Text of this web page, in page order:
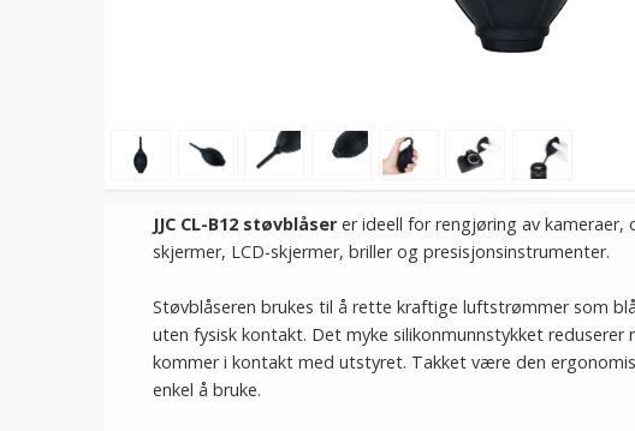
JJC CL-B12 støvblåser er ideell for rengjøring av
skjermer, LCD-skjermer, briller og presisjonsinstrumenter.
Støvblåseren brukes til å rette kraftige luftstrømmer som
uten fysisk kontakt. Det myke silikonmunnstykket
kommer i kontakt med utstyret. Takket være den
enkel å bruke.